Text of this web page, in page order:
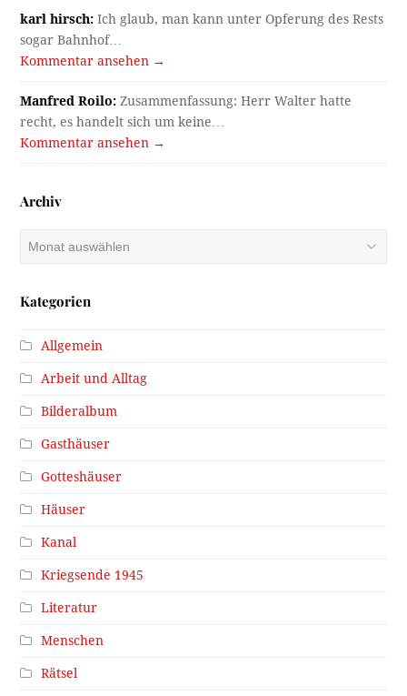
karl hirsch: Ich glaub, man kann unter Opferung des Rests
sogar Bahnhof…
Kommentar ansehen →
Manfred Roilo: Zusammenfassung: Herr Walter hatte
recht, es handelt sich um keine…
Kommentar ansehen →
Archiv
Archiv
Kategorien
Allgemein
Arbeit und Alltag
Bilderalbum
Gasthäuser
Gotteshäuser
Häuser
Kanal
Kriegsende 1945
Literatur
Menschen
Rätsel